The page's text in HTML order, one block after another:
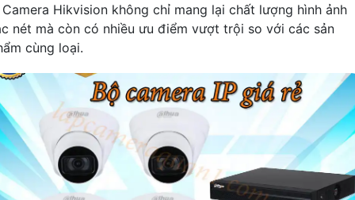
Hikvision không chỉ mang lại chất lượng hình ảnh
nét mà còn có nhiều ưu điểm vượt trội so với các sản
cùng loại.